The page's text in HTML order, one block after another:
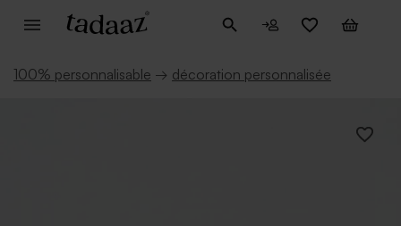
100% personnalisable → décoration personnalisée